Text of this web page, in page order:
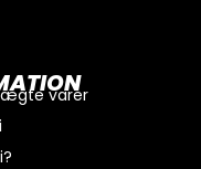
ægte varer